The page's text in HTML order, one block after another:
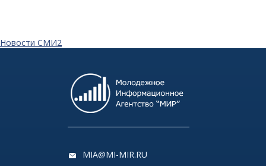
Новости СМИ2
MIA@MI-MIR.RU